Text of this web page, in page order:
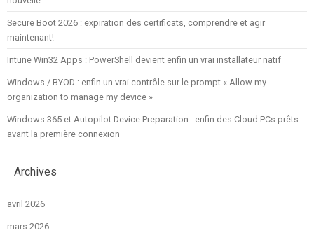
Secure Boot 2026 : expiration des certificats, comprendre et agir
maintenant!
Intune Win32 Apps : PowerShell devient enfin un vrai installateur natif
Windows / BYOD : enfin un vrai contrôle sur le prompt « Allow my
organization to manage my device »
Windows 365 et Autopilot Device Preparation : enfin des Cloud PCs prêts
avant la première connexion
Archives
avril 2026
mars 2026